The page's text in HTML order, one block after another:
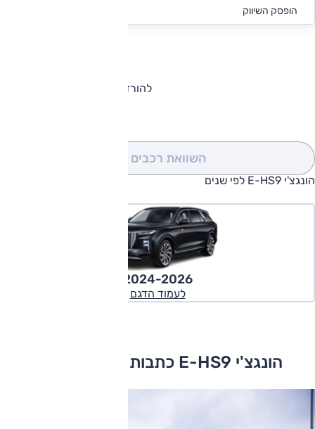
הופסק השיווק
להורדת קטלוג הונגצ'י E-HS9
השוואת רכבים
הונגצ'י E-HS9 לפי שנים
2024-2026
לעמוד הדגם
הונגצ'י E-HS9 כתבות ומבחני דרכים